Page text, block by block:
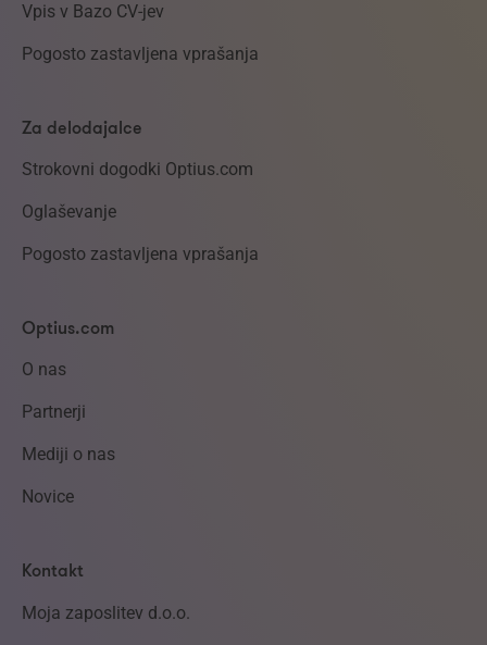
Vpis v Bazo CV-jev
Pogosto zastavljena vprašanja
Za delodajalce
Strokovni dogodki Optius.com
Oglaševanje
Pogosto zastavljena vprašanja
Optius.com
O nas
Partnerji
Mediji o nas
Novice
Kontakt
Moja zaposlitev d.o.o.